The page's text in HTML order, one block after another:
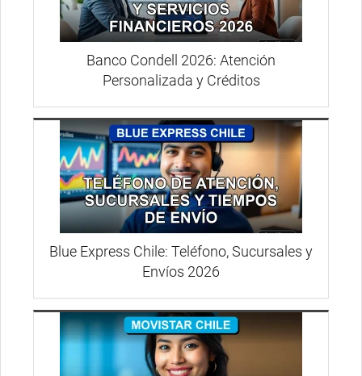
Banco Condell 2026: Atención
Personalizada y Créditos
Blue Express Chile: Teléfono, Sucursales y
Envíos 2026